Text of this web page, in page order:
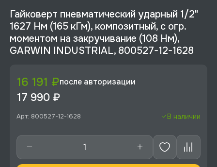
Гайковерт пневматический ударный 1/2"
1627 Нм (165 кГм), композитный, с огр.
моментом на закручивание (108 Нм),
GARWIN INDUSTRIAL, 800527-12-1628
16 191 ₽после авторизации
17 990 ₽
Арт: 800527-12-1628 В наличии